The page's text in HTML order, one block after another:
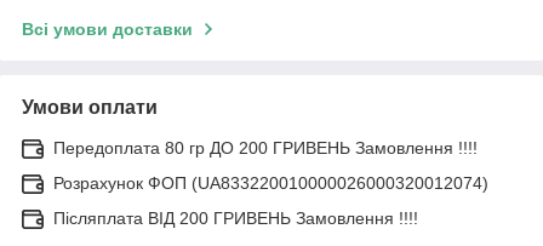
Всі умови доставки
Умови оплати
Передоплата 80 гр ДО 200 ГРИВЕНЬ Замовлення !!!!
Розрахунок ФОП (UA833220010000026000320012074)
Післяплата ВІД 200 ГРИВЕНЬ Замовлення !!!!